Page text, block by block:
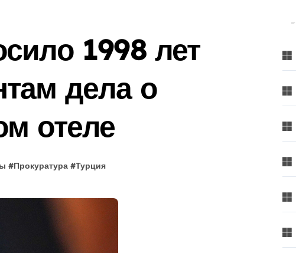
1998 лет
дела о
отеле
#Прокуратура #Турция